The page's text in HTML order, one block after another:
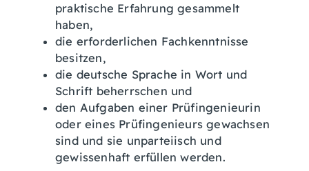
praktische Erfahrung gesammelt
haben,
die erforderlichen Fachkenntnisse
besitzen,
die deutsche Sprache in Wort und
Schrift beherrschen und
den Aufgaben einer Prüfingenieurin
oder eines Prüfingenieurs gewachsen
sind und sie unparteiisch und
gewissenhaft erfüllen werden.